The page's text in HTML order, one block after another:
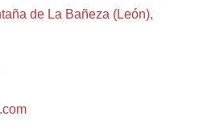
de La Bañeza (León),